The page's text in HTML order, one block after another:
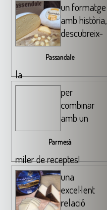
Passandale
un formatge
amb història,
descubreix-
la
Parmesà
per
combinar
amb un
miler de receptes!
una
excel·lent
relació